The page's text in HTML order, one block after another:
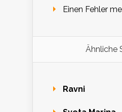
Einen Fehler
Ähnliche
Ravni